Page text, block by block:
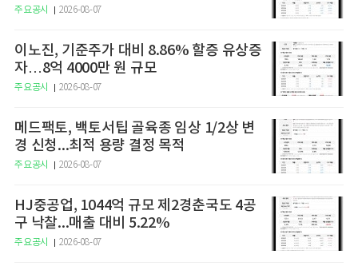
주요공시 2026-08-07
이노진, 기준주가 대비 8.86% 할증 유상증
자…8억 4000만 원 규모
주요공시 2026-08-07
메드팩토, 백토서팁 골육종 임상 1/2상 변
경 신청...최적 용량 결정 목적
주요공시 2026-08-07
HJ중공업, 1044억 규모 제2경춘국도 4공
구 낙찰...매출 대비 5.22%
주요공시 2026-08-07